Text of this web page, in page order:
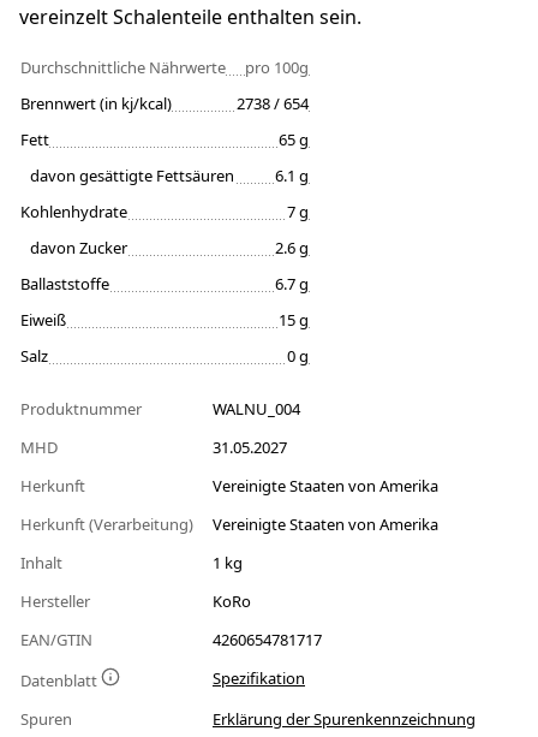
vereinzelt Schalenteile enthalten sein.
Durchschnittliche Nährwerte
pro 100g
Brennwert (in kj/kcal)
2738 / 654
Fett
65 g
davon gesättigte Fettsäuren
6.1 g
Kohlenhydrate
7 g
davon Zucker
2.6 g
Ballaststoffe
6.7 g
Eiweiß
15 g
Salz
0 g
Produktnummer
WALNU_004
MHD
31.05.2027
Herkunft
Vereinigte Staaten von Amerika
Herkunft (Verarbeitung)
Vereinigte Staaten von Amerika
Inhalt
1 kg
Hersteller
KoRo
EAN/GTIN
4260654781717
Datenblatt
Spezifikation
Spuren
Erklärung der Spurenkennzeichnung